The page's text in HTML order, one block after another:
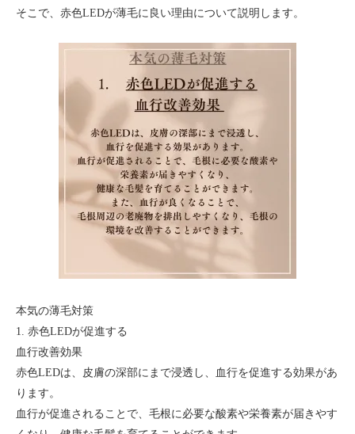
そこで、赤色LEDが薄毛に良い理由について説明します。
本気の薄毛対策
1. 赤色LEDが促進する
血行改善効果
赤色LEDは、皮膚の深部にまで浸透し、血行を促進する効果があ
ります。
血行が促進されることで、毛根に必要な酸素や栄養素が届きやす